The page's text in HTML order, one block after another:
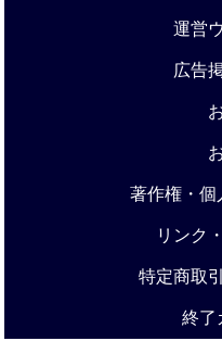
運営
広告
著作権・個
リンク
特定商取
終了